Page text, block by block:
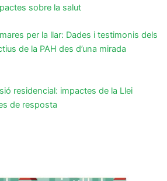
sobre la salut
per la llar: Dades i testimonis dels
de la PAH des d’una mirada
residencial: impactes de la Llei
de resposta